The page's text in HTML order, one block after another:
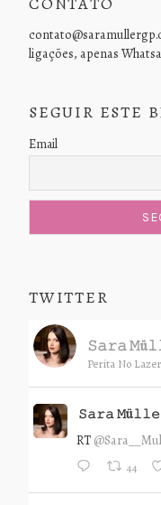
ligações, apenas
SEGUIR ESTE
Email
TWITTER
𝚂𝚊𝚛𝚊
Perita No
𝚂𝚊𝚛𝚊
RT
44